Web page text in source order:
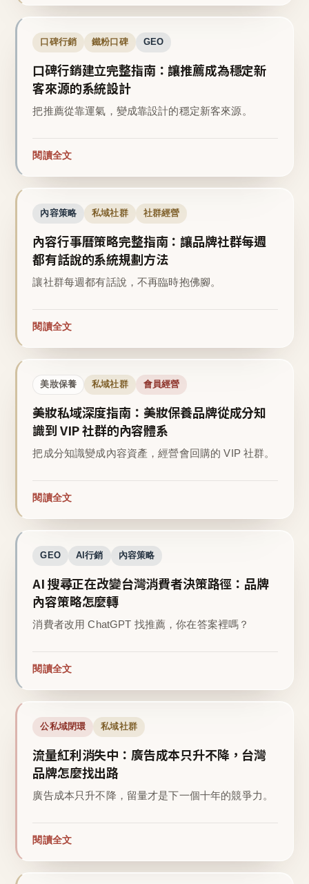
口碑行銷 鐵粉口碑 GEO
口碑行銷建立完整指南：讓推薦成為穩定新
客來源的系統設計
把推薦從靠運氣，變成靠設計的穩定新客來源。
閱讀全文
內容策略 私域社群 社群經營
內容行事曆策略完整指南：讓品牌社群每週
都有話說的系統規劃方法
讓社群每週都有話說，不再臨時抱佛腳。
閱讀全文
美妝保養 私域社群 會員經營
美妝私域深度指南：美妝保養品牌從成分知
識到 VIP 社群的內容體系
把成分知識變成內容資產，經營會回購的 VIP 社群。
閱讀全文
GEO AI行銷 內容策略
AI 搜尋正在改變台灣消費者決策路徑：品牌
內容策略怎麼轉
消費者改用 ChatGPT 找推薦，你在答案裡嗎？
閱讀全文
公私域閉環 私域社群
流量紅利消失中：廣告成本只升不降，台灣
品牌怎麼找出路
廣告成本只升不降，留量才是下一個十年的競爭力。
閱讀全文